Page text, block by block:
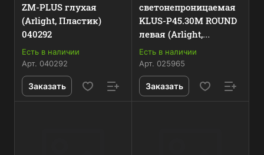
ZM-PLUS глухая
(Arlight, Пластик)
040292
Есть в наличии
Арт. 040292
Заказать
светонепроницаемая
KLUS-P45.30M ROUND
левая (Arlight,
Пластик) 025965
Есть в наличии
Арт. 025965
Заказать